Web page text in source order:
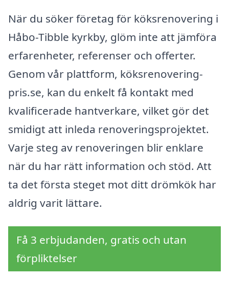
När du söker företag för köksrenovering i
Håbo-Tibble kyrkby, glöm inte att jämföra
erfarenheter, referenser och offerter.
Genom vår plattform, köksrenovering-
pris.se, kan du enkelt få kontakt med
kvalificerade hantverkare, vilket gör det
smidigt att inleda renoveringsprojektet.
Varje steg av renoveringen blir enklare
när du har rätt information och stöd. Att
ta det första steget mot ditt drömkök har
aldrig varit lättare.
Få 3 erbjudanden, gratis och utan
förpliktelser